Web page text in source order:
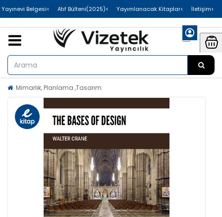
>İletişim
>Yayımlanacak Kitaplar
>Atıf Bülteni(2025)
>Uluslararası Yayınevi Belgesi
Mimarlık, Planlama ,Tasarım